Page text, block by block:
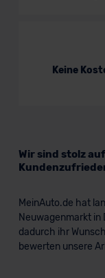
Keine
Wir sind stolz
MeinAuto.de hat
Neuwagenmarkt in
dadurch ihr
bewerten unsere